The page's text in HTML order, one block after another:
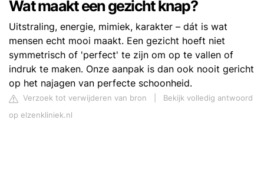
Wat maakt een gezicht knap?
Uitstraling, energie, mimiek, karakter – dát is wat
mensen echt mooi maakt. Een gezicht hoeft niet
symmetrisch of 'perfect' te zijn om op te vallen of
indruk te maken. Onze aanpak is dan ook nooit gericht
op het najagen van perfecte schoonheid.
Verzoek tot verwijderen van bron
Bekijk volledig antwoord
op elzenkliniek.nl